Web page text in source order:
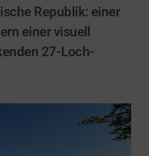
Republik: einer
einer visuell
27-Loch-